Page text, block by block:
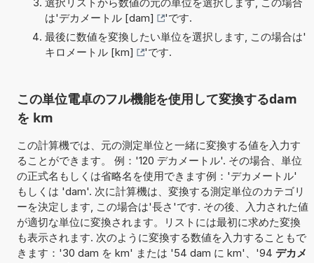
は'デカメートル [dam]
'です.
最後に数値を変換したい単位を選択します, この場合は'
キロメートル [km]
'です.
この単位電卓のフル機能を使用して変換するdam
を km
この計算機では、元の測定単位と一緒に変換する値を入力す
ることができます。 例：'120 デカメートル'. その場合、単位
の正式名もしくは省略名を使用できます例：'デカメートル'
もしくは 'dam'. 次に計算機は、変換する測定単位のカテゴリ
ーを決定します, この場合は'長さ'です. その後、入力された値
が適切な単位に変換されます。リストには最初に求めた変換
も表示されます. 次のように変換する数値を入力することもで
きます：'30 dam を km' または '54 dam に km'、'94 デカメ